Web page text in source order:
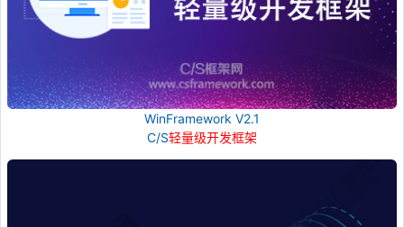
WinFramework V2.1
C/S轻量级开发框架